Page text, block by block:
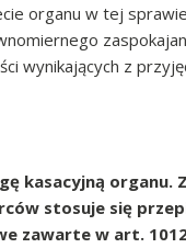
organu w tej
wynikających z
kasacyjną organu.
stosuje się
zawarte w art.